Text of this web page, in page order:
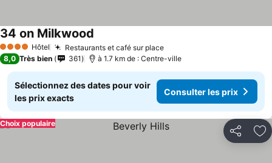
4 Étoiles Hôtel Restaurants et café sur place
34 on Milkwood
8,0 Très bien 361 à 1.7 km de : Centre-ville
Sélectionnez des dates pour voir
les prix exacts
Consulter les prix
Partager
Choix populaire